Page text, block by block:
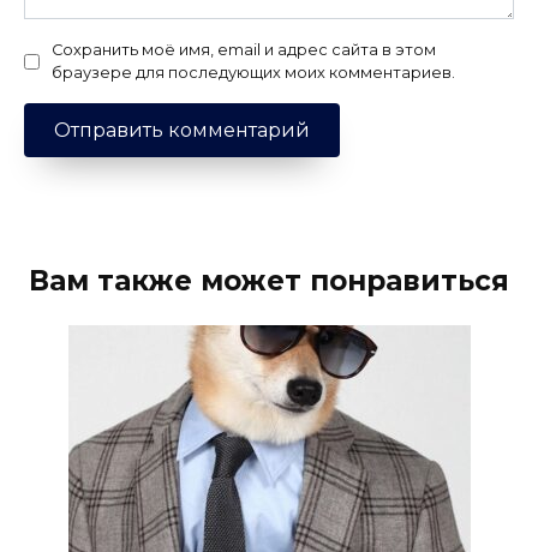
Сохранить моё имя, email и адрес сайта в этом
браузере для последующих моих комментариев.
Вам также может понравиться